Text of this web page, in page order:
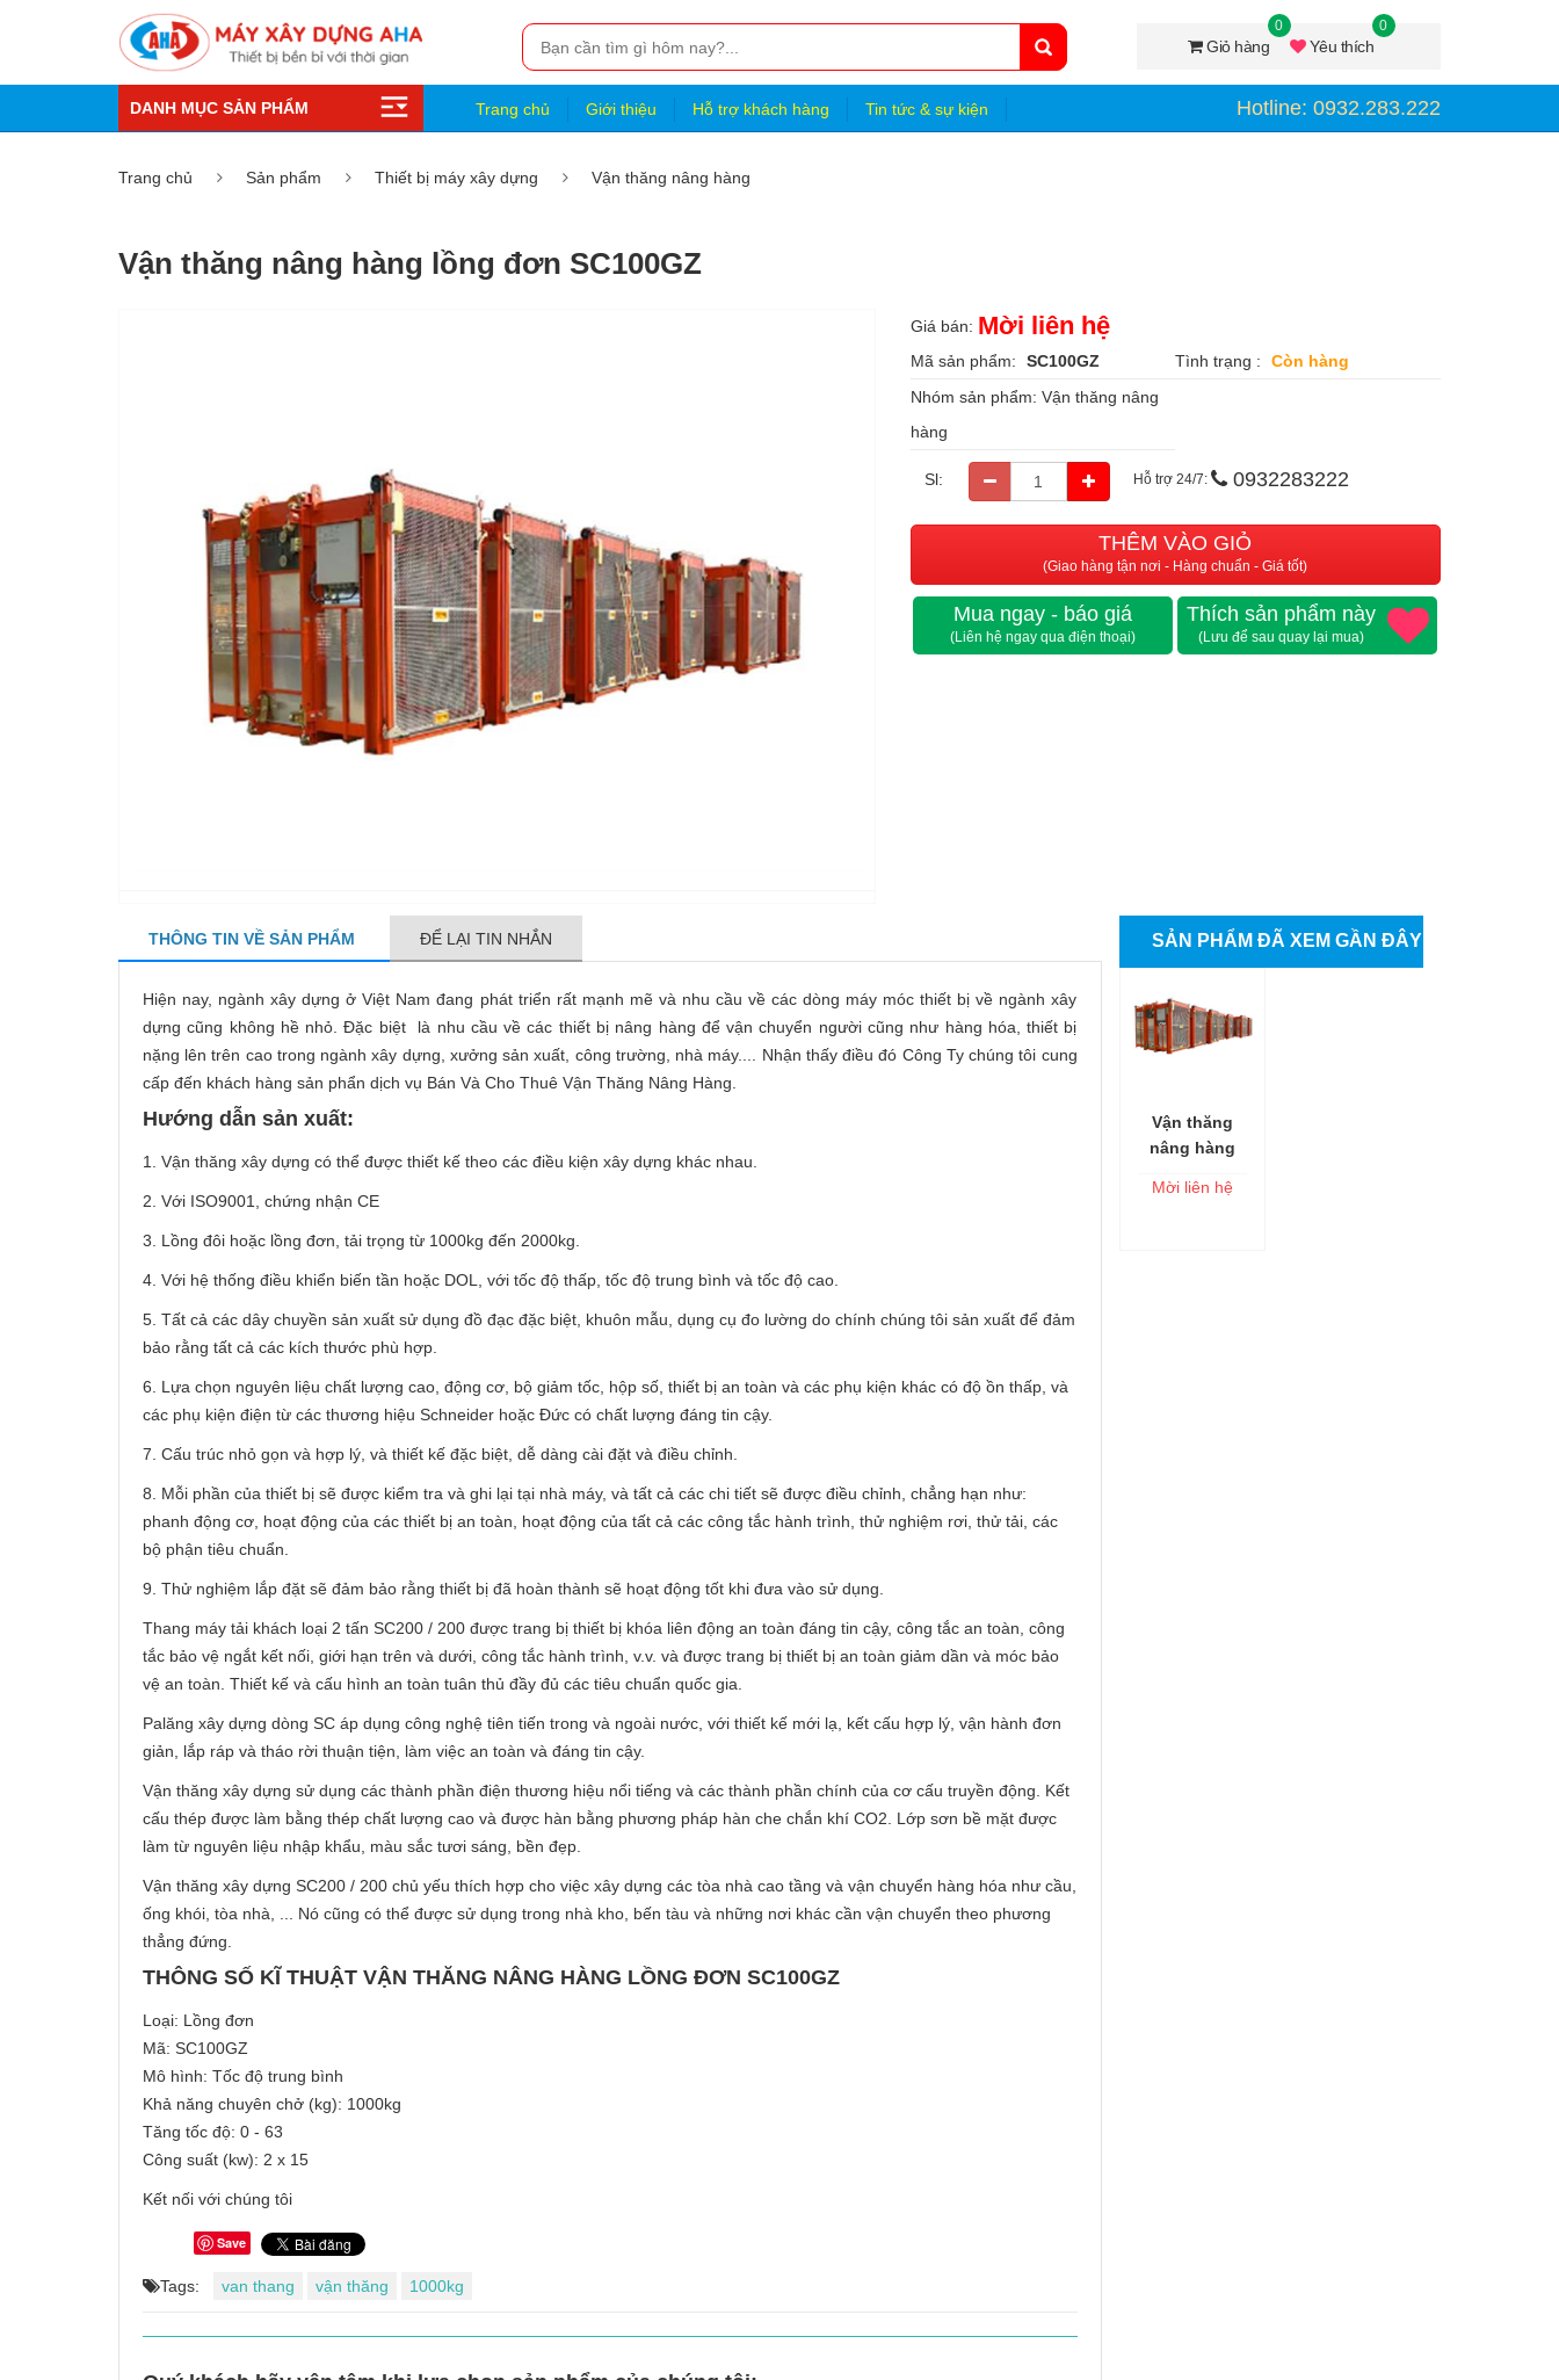
Giỏ hàng
0
Yêu thích
0
DANH MỤC SẢN PHẨM Trang chủ Giới thiệu Hỗ trợ khách hàng Tin tức & sự kiện Hotline: 0932.283.222
Trang chủ Sản phẩm Thiết bị máy xây dựng Vận thăng nâng hàng
Vận thăng nâng hàng lồng đơn SC100GZ
Giá bán: Mời liên hệ
Mã sản phẩm: SC100GZ Tình trạng :
Còn hàng
Nhóm sản phẩm: Vận thăng nâng
hàng
Sl: Hỗ trợ 24/7: 0932283222
THÊM VÀO GIỎ
(Giao hàng tận nơi - Hàng chuẩn - Giá tốt)
Mua ngay - báo giá
(Liên hệ ngay qua điện thoại)
Thích sản phẩm này
(Lưu để sau quay lại mua)
THÔNG TIN VỀ SẢN PHẨM ĐỂ LẠI TIN NHẮN
Hiện nay, ngành xây dựng ở Việt Nam đang phát triển rất mạnh mẽ và nhu cầu về các dòng máy móc thiết bị về ngành xây
dựng cũng không hề nhỏ. Đặc biệt là nhu cầu về các thiết bị nâng hàng để vận chuyển người cũng như hàng hóa, thiết bị
nặng lên trên cao trong ngành xây dựng, xưởng sản xuất, công trường, nhà máy.... Nhận thấy điều đó Công Ty chúng tôi cung
cấp đến khách hàng sản phẩn dịch vụ Bán Và Cho Thuê Vận Thăng Nâng Hàng.
Hướng dẫn sản xuất:
1. Vận thăng xây dựng có thể được thiết kế theo các điều kiện xây dựng khác nhau.
2. Với ISO9001, chứng nhận CE
3. Lồng đôi hoặc lồng đơn, tải trọng từ 1000kg đến 2000kg.
4. Với hệ thống điều khiển biến tần hoặc DOL, với tốc độ thấp, tốc độ trung bình và tốc độ cao.
5. Tất cả các dây chuyền sản xuất sử dụng đồ đạc đặc biệt, khuôn mẫu, dụng cụ đo lường do chính chúng tôi sản xuất để đảm
bảo rằng tất cả các kích thước phù hợp.
6. Lựa chọn nguyên liệu chất lượng cao, động cơ, bộ giảm tốc, hộp số, thiết bị an toàn và các phụ kiện khác có độ ồn thấp, và
các phụ kiện điện từ các thương hiệu Schneider hoặc Đức có chất lượng đáng tin cậy.
7. Cấu trúc nhỏ gọn và hợp lý, và thiết kế đặc biệt, dễ dàng cài đặt và điều chỉnh.
8. Mỗi phần của thiết bị sẽ được kiểm tra và ghi lại tại nhà máy, và tất cả các chi tiết sẽ được điều chỉnh, chẳng hạn như:
phanh động cơ, hoạt động của các thiết bị an toàn, hoạt động của tất cả các công tắc hành trình, thử nghiệm rơi, thử tải, các
bộ phận tiêu chuẩn.
9. Thử nghiệm lắp đặt sẽ đảm bảo rằng thiết bị đã hoàn thành sẽ hoạt động tốt khi đưa vào sử dụng.
Thang máy tải khách loại 2 tấn SC200 / 200 được trang bị thiết bị khóa liên động an toàn đáng tin cậy, công tắc an toàn, công
tắc bảo vệ ngắt kết nối, giới hạn trên và dưới, công tắc hành trình, v.v. và được trang bị thiết bị an toàn giảm dần và móc bảo
vệ an toàn. Thiết kế và cấu hình an toàn tuân thủ đầy đủ các tiêu chuẩn quốc gia.
Palăng xây dựng dòng SC áp dụng công nghệ tiên tiến trong và ngoài nước, với thiết kế mới lạ, kết cấu hợp lý, vận hành đơn
giản, lắp ráp và tháo rời thuận tiện, làm việc an toàn và đáng tin cậy.
Vận thăng xây dựng sử dụng các thành phần điện thương hiệu nổi tiếng và các thành phần chính của cơ cấu truyền động. Kết
cấu thép được làm bằng thép chất lượng cao và được hàn bằng phương pháp hàn che chắn khí CO2. Lớp sơn bề mặt được
làm từ nguyên liệu nhập khẩu, màu sắc tươi sáng, bền đẹp.
Vận thăng xây dựng SC200 / 200 chủ yếu thích hợp cho việc xây dựng các tòa nhà cao tầng và vận chuyển hàng hóa như cầu,
ống khói, tòa nhà, ... Nó cũng có thể được sử dụng trong nhà kho, bến tàu và những nơi khác cần vận chuyển theo phương
thẳng đứng.
THÔNG SỐ KĨ THUẬT VẬN THĂNG NÂNG HÀNG LỒNG ĐƠN SC100GZ
Loại: Lồng đơn
Mã: SC100GZ
Mô hình: Tốc độ trung bình
Khả năng chuyên chở (kg): 1000kg
Tăng tốc độ: 0 - 63
Công suất (kw): 2 x 15
Kết nối với chúng tôi
Save
Tags: van thang vận thăng 1000kg
SẢN PHẨM ĐÃ XEM GẦN ĐÂY
Thêm vào
Vận thăng
nâng hàng
SC100GZ
Mời liên hệ